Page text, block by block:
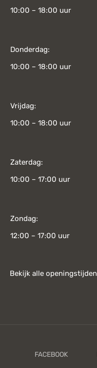
10:00 – 18:00 uur
Donderdag:
10:00 – 18:00 uur
Vrijdag:
10:00 – 18:00 uur
Zaterdag:
10:00 – 17:00 uur
Zondag:
12:00 – 17:00 uur
Bekijk alle openingstijden